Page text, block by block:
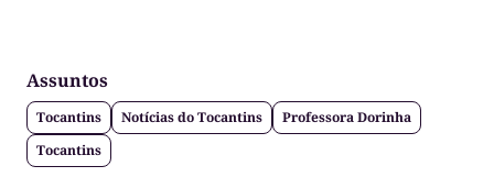
Assuntos
Tocantins Notícias do Tocantins
Professora Dorinha
Tocantins